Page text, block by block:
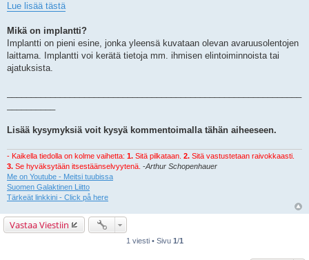
Lue lisää tästä
Mikä on implantti?
Implantti on pieni esine, jonka yleensä kuvataan olevan avaruusolentojen
laittama. Implantti voi kerätä tietoja mm. ihmisen elintoiminnoista tai
ajatuksista.
Lisää kysymyksiä voit kysyä kommentoimalla tähän aiheeseen.
- Kaikella tiedolla on kolme vaihetta: 1. Sitä pilkataan. 2. Sitä vastustetaan raivokkaasti.
3. Se hyväksytään itsestäänselvyytenä. -Arthur Schopenhauer
Me on Youtube - Meitsi tuubissa
Suomen Galaktinen Liitto
Tärkeät linkkini - Click på here
Vastaa Viestiin
1 viesti • Sivu 1/1